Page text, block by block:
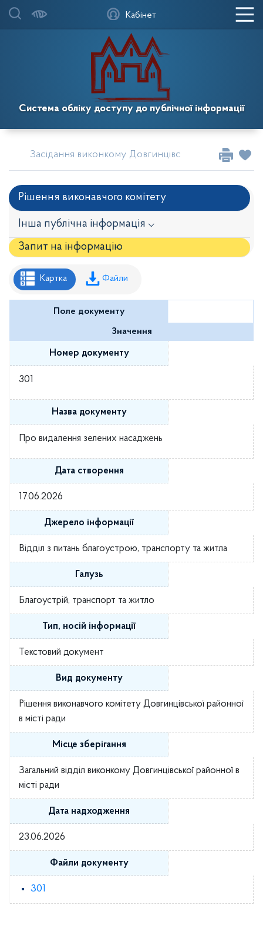
Система обліку доступу до публічної інформації
Кабінет
Засідання виконкому Довгинцівської районної в
Рішення виконавчого комітету
Інша публічна інформація ⌵
Запит на iнформацію
Рішення районної ради
Рішення виконавчого комітету
Розпорядження районного голови
Регуляторні акти
Проекти рішень районної ради
Проєкти рішень виконавчого комітету
Картка Файли
Поле документу
Значення
Номер документу
301
Назва документу
Про видалення зелених насаджень
Дата створення
17.06.2026
Джерело інформації
Відділ з питань благоустрою, транспорту та житла
Галузь
Благоустрій, транспорт та житло
Тип, носій інформації
Текстовий документ
Вид документу
Рішення виконавчого комітету Довгинцівської районної
в місті ради
Місце зберігання
Загальний відділ виконкому Довгинцівської районної в
місті ради
Дата надходження
23.06.2026
Файли документу
301